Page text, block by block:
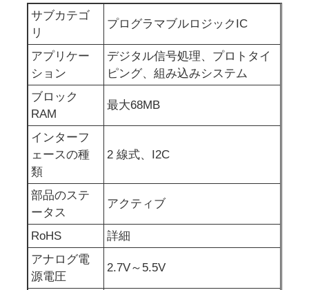
PSRAMチップ
SRAMチップ
NORフラッシュ
EPROM IC
UART IC
ADC DAC
サブカテゴ
リ
プログラマブルロジックIC
アプリケー
ション
デジタル信号処理、プロトタイ
ピング、組み込みシステム
ブロック
RAM
最大68MB
インターフ
ェースの種
類
2 線式、I2C
部品のステ
ータス
アクティブ
RoHS
詳細
アナログ電
源電圧
2.7V～5.5V